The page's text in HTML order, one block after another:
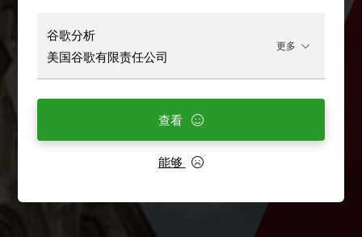
谷歌分析
美国谷歌有限责任公司
更多
能够
查看